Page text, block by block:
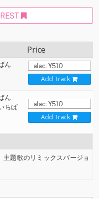
Price
ん
Add Track
ん
ちば
Add Track
題歌のリミックスバージョ